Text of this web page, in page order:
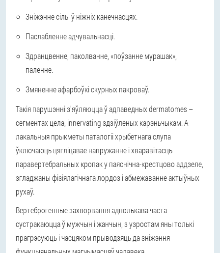
Зніжэнне сілы ў ніжніх канечнасцях.
Паслабленне адчувальнасці.
Здранцвенне, паколванне, «поўзанне мурашак»,
паленне.
Змяненне афарбоўкі скурных пакроваў.
Такія парушэнні з'яўляюцца ў адпаведных dermatomes –
сегментах цела, innervating здзіўленых карэньчыкам. А
лакальныя прыкметы паталогіі хрыбетнага слупа
ўключаюць цягліцавае напружанне і хваравітасць
паравертебральных кропак у паяснічна-крестцово аддзеле,
згладжаны фізіялагічнага лордоз і абмежаванне актыўных
рухаў.
Вертеброгенные захворвання аднолькава часта
сустракаюцца ў мужчын і жанчын, з узростам яны толькі
прагрэсуюць і часцяком прыводзяць да зніжэння